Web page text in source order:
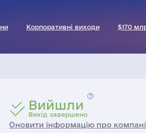
Корпоративні виходи $170
Вийшли
Вихід завершено
Оновити інформацію про